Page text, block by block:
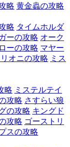
略 黄金蟲の攻略
略 タイムホルダ
ーの攻略 オーク
ーの攻略 マヤー
オニの攻略 ミス
略 ミステルテイ
攻略 さすらい狼
の攻略 キングド
攻略 ゴーストリ
スの攻略